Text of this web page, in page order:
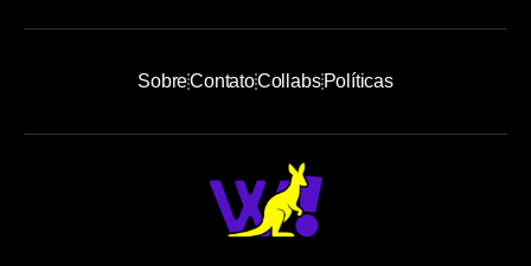
SobreContatoCollabsPolíticas